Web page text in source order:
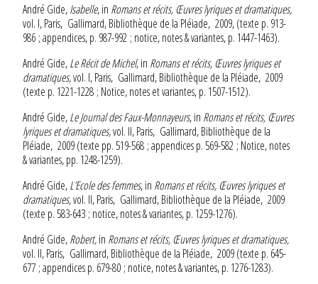
André Gide,Isabelle, in Romans et récits, Œuvres lyriques et dramatiques,
vol. I, Paris, Gallimard, Bibliothèque de la Pléiade, 2009, (texte p. 913-
986 ; appendices, p. 987-992 ; notice, notes & variantes, p. 1447-1463).
André Gide,Le Récit de Michel, in Romans et récits, Œuvres lyriques et
dramatiques,vol. I, Paris, Gallimard, Bibliothèque de la Pléiade, 2009
(texte p. 1221-1228 ; Notice, notes et variantes, p. 1507-1512).
André Gide,Le Journal des Faux-Monnayeurs, in Romans et récits, Œuvres
lyriques et dramatiques,vol. II, Paris, Gallimard, Bibliothèque de la
Pléiade, 2009 (texte pp. 519-568 ; appendices p. 569-582 ; Notice, notes
& variantes, pp. 1248-1259).
André Gide,L’Ecole des femmes, in Romans et récits, Œuvres lyriques et
dramatiques,vol. II, Paris, Gallimard, Bibliothèque de la Pléiade, 2009
(texte p. 583-643 ; notice, notes & variantes, p. 1259-1276).
André Gide,Robert,in Romans et récits, Œuvres lyriques et dramatiques,
vol. II, Paris, Gallimard, Bibliothèque de la Pléiade, 2009 (texte p. 645-
677 ; appendices p. 679-80 ; notice, notes & variantes, p. 1276-1283).